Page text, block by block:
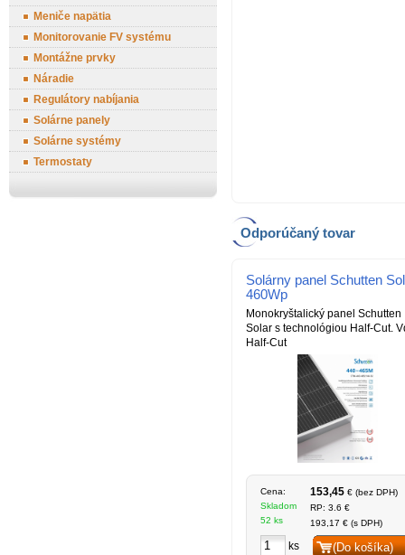
Meniče napätia
Monitorovanie FV systému
Montážne prvky
Náradie
Regulátory nabíjania
Solárne panely
Solárne systémy
Termostaty
Odporúčaný tovar
Solárny panel Schutten
460Wp
Monokryštalický panel Schutten
Solar s technológiou Half-Cut.
Half-Cut
Cena:
Skladom
52 ks
153,45 € (bez DPH)
RP: 3.6 €
193,17 € (s DPH)
ks (Do košíka)